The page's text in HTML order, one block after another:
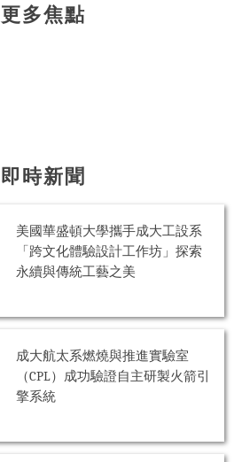
更多焦點
即時新聞
美國華盛頓大學攜手成大工設系
「跨文化體驗設計工作坊」探索
永續與傳統工藝之美
成大航太系燃燒與推進實驗室
（CPL）成功驗證自主研製火箭引
擎系統